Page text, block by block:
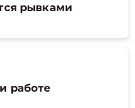
рывками
работе